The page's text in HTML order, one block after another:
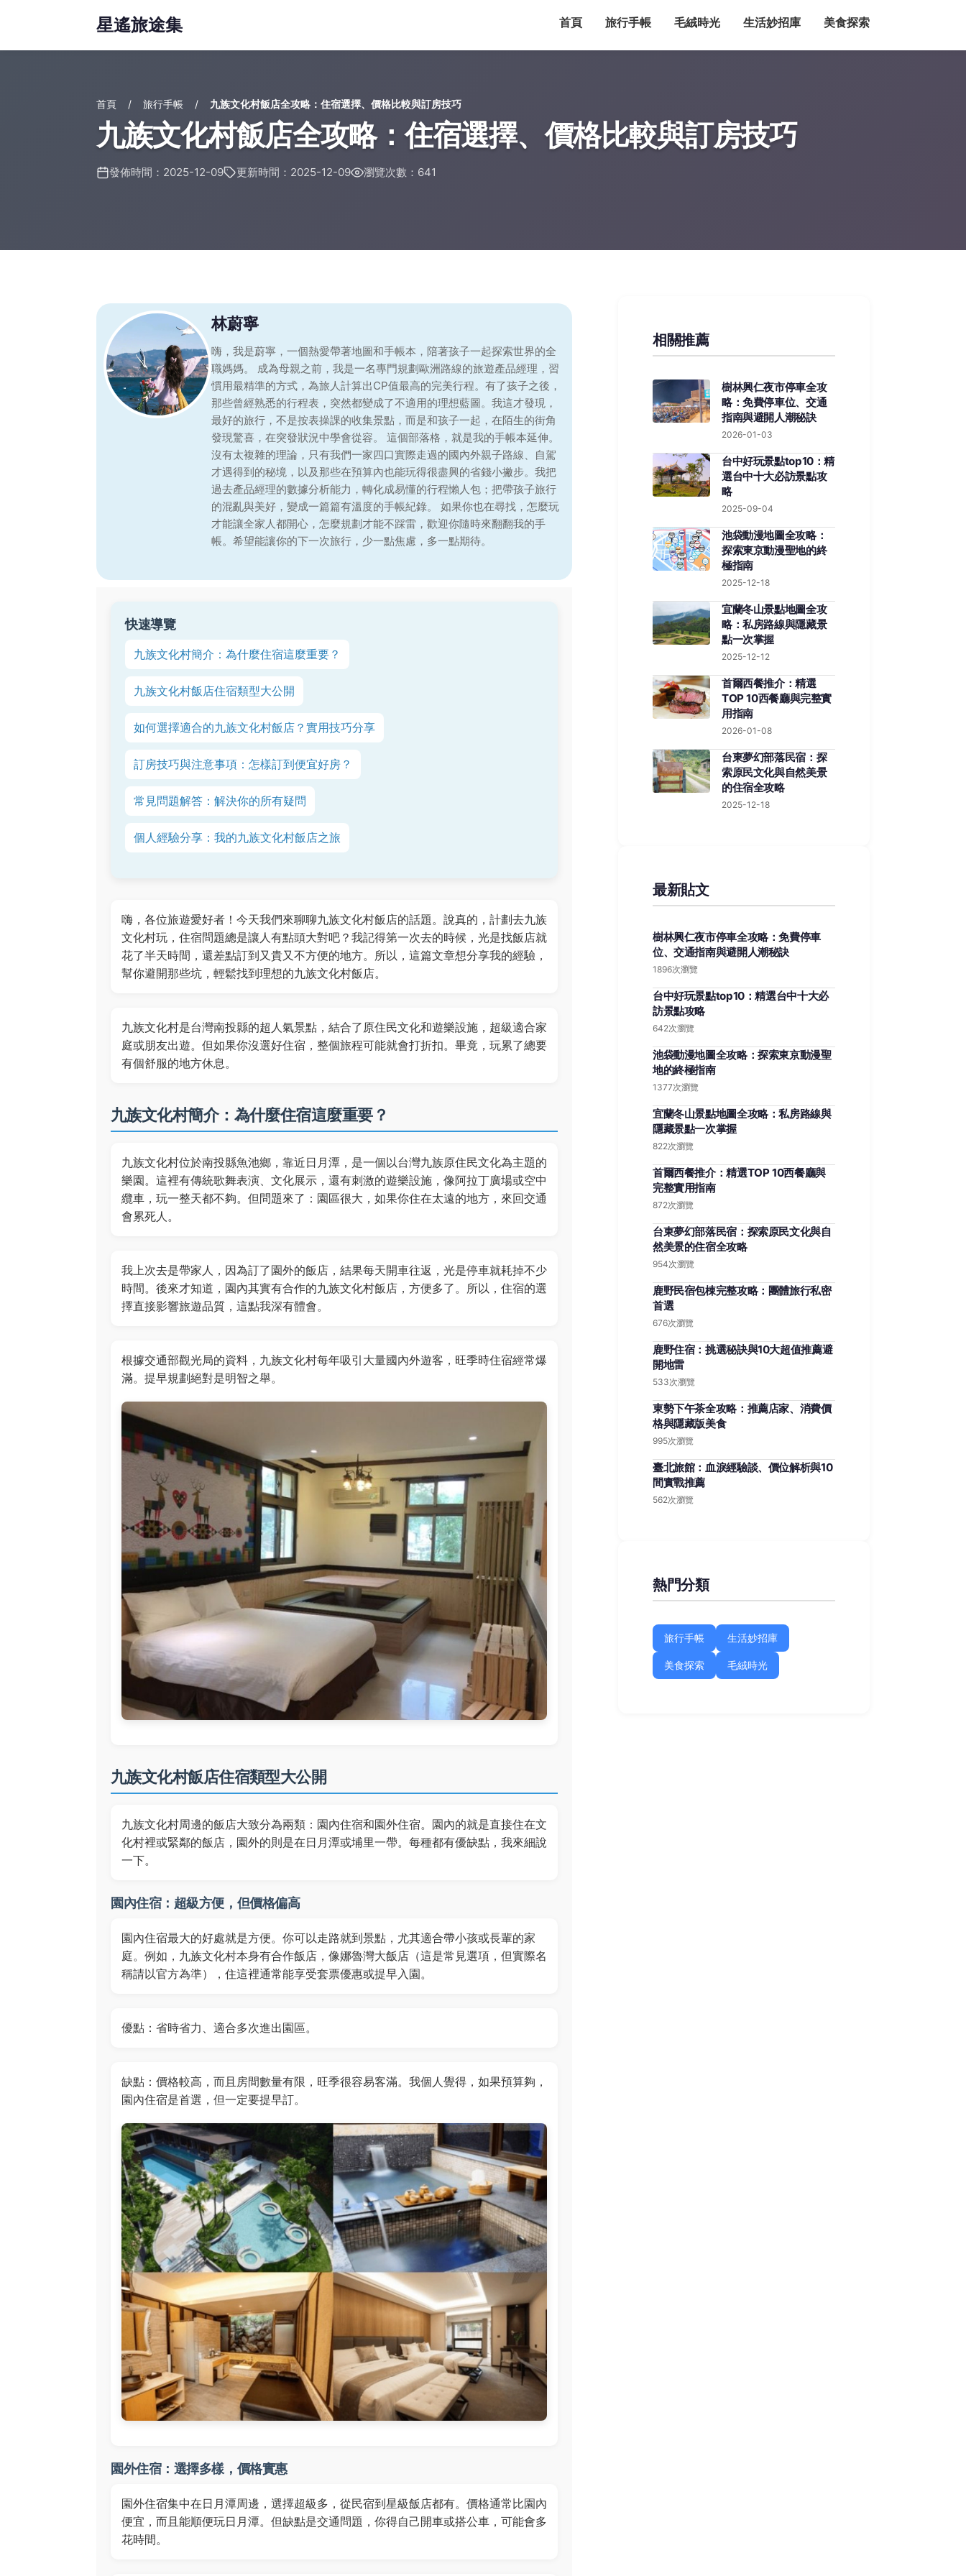
星遙旅途集 首頁 旅行手帳 毛絨時光 生活妙招庫 美食探索
首頁 旅行手帳 九族文化村飯店全攻略：住宿選擇、價格比較與訂房技巧
九族文化村飯店全攻略：住宿選擇、價格比較與訂房技巧
發佈時間：2025-12-09 更新時間：2025-12-09 瀏覽次數：641
林蔚寧
嗨，我是蔚寧，一個熱愛帶著地圖和手帳本，陪著孩子一起探索世界的全
職媽媽。 成為母親之前，我是一名專門規劃歐洲路線的旅遊產品經理，習
慣用最精準的方式，為旅人計算出CP值最高的完美行程。有了孩子之後，
那些曾經熟悉的行程表，突然都變成了不適用的理想藍圖。我這才發現，
最好的旅行，不是按表操課的收集景點，而是和孩子一起，在陌生的街角
發現驚喜，在突發狀況中學會從容。 這個部落格，就是我的手帳本延伸。
沒有太複雜的理論，只有我們一家四口實際走過的國內外親子路線、自駕
才遇得到的秘境，以及那些在預算內也能玩得很盡興的省錢小撇步。我把
過去產品經理的數據分析能力，轉化成易懂的行程懶人包；把帶孩子旅行
的混亂與美好，變成一篇篇有溫度的手帳紀錄。 如果你也在尋找，怎麼玩
才能讓全家人都開心，怎麼規劃才能不踩雷，歡迎你隨時來翻翻我的手
帳。希望能讓你的下一次旅行，少一點焦慮，多一點期待。
快速導覽
九族文化村簡介：為什麼住宿這麼重要？
九族文化村飯店住宿類型大公開
如何選擇適合的九族文化村飯店？實用技巧分享
訂房技巧與注意事項：怎樣訂到便宜好房？
常見問題解答：解決你的所有疑問
個人經驗分享：我的九族文化村飯店之旅
嗨，各位旅遊愛好者！今天我們來聊聊九族文化村飯店的話題。說真的，計劃去九族
文化村玩，住宿問題總是讓人有點頭大對吧？我記得第一次去的時候，光是找飯店就
花了半天時間，還差點訂到又貴又不方便的地方。所以，這篇文章想分享我的經驗，
幫你避開那些坑，輕鬆找到理想的九族文化村飯店。
九族文化村是台灣南投縣的超人氣景點，結合了原住民文化和遊樂設施，超級適合家
庭或朋友出遊。但如果你沒選好住宿，整個旅程可能就會打折扣。畢竟，玩累了總要
有個舒服的地方休息。
九族文化村簡介：為什麼住宿這麼重要？
九族文化村位於南投縣魚池鄉，靠近日月潭，是一個以台灣九族原住民文化為主題的
樂園。這裡有傳統歌舞表演、文化展示，還有刺激的遊樂設施，像阿拉丁廣場或空中
纜車，玩一整天都不夠。但問題來了：園區很大，如果你住在太遠的地方，來回交通
會累死人。
我上次去是帶家人，因為訂了園外的飯店，結果每天開車往返，光是停車就耗掉不少
時間。後來才知道，園內其實有合作的九族文化村飯店，方便多了。所以，住宿的選
擇直接影響旅遊品質，這點我深有體會。
根據交通部觀光局的資料，九族文化村每年吸引大量國內外遊客，旺季時住宿經常爆
滿。提早規劃絕對是明智之舉。
九族文化村飯店住宿類型大公開
九族文化村周邊的飯店大致分為兩類：園內住宿和園外住宿。園內的就是直接住在文
化村裡或緊鄰的飯店，園外的則是在日月潭或埔里一帶。每種都有優缺點，我來細說
一下。
園內住宿：超級方便，但價格偏高
園內住宿最大的好處就是方便。你可以走路就到景點，尤其適合帶小孩或長輩的家
庭。例如，九族文化村本身有合作飯店，像娜魯灣大飯店（這是常見選項，但實際名
稱請以官方為準），住這裡通常能享受套票優惠或提早入園。
優點：省時省力、適合多次進出園區。
缺點：價格較高，而且房間數量有限，旺季很容易客滿。我個人覺得，如果預算夠，
園內住宿是首選，但一定要提早訂。
園外住宿：選擇多樣，價格實惠
園外住宿集中在日月潭周邊，選擇超級多，從民宿到星級飯店都有。價格通常比園內
便宜，而且能順便玩日月潭。但缺點是交通問題，你得自己開車或搭公車，可能會多
花時間。
相關推薦
樹林興仁夜市停車全攻
略：免費停車位、交通
指南與避開人潮秘訣
2026-01-03
台中好玩景點top10：精
選台中十大必訪景點攻
略
2025-09-04
池袋動漫地圖全攻略：
探索東京動漫聖地的終
極指南
2025-12-18
宜蘭冬山景點地圖全攻
略：私房路線與隱藏景
點一次掌握
2025-12-12
首爾西餐推介：精選
TOP 10西餐廳與完整實
用指南
2026-01-08
台東夢幻部落民宿：探
索原民文化與自然美景
的住宿全攻略
2025-12-18
最新貼文
樹林興仁夜市停車全攻略：免費停車
位、交通指南與避開人潮秘訣
1896次瀏覽
台中好玩景點top10：精選台中十大必
訪景點攻略
642次瀏覽
池袋動漫地圖全攻略：探索東京動漫聖
地的終極指南
1377次瀏覽
宜蘭冬山景點地圖全攻略：私房路線與
隱藏景點一次掌握
822次瀏覽
首爾西餐推介：精選TOP 10西餐廳與
完整實用指南
872次瀏覽
台東夢幻部落民宿：探索原民文化與自
然美景的住宿全攻略
954次瀏覽
鹿野民宿包棟完整攻略：團體旅行私密
首選
676次瀏覽
鹿野住宿：挑選秘訣與10大超值推薦避
開地雷
533次瀏覽
東勢下午茶全攻略：推薦店家、消費價
格與隱藏版美食
995次瀏覽
臺北旅館：血淚經驗談、價位解析與10
間實戰推薦
562次瀏覽
熱門分類
旅行手帳 生活妙招庫
美食探索 毛絨時光